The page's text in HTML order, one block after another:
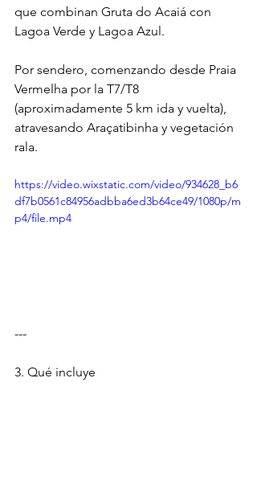
que combinan Gruta do Acaiá con
Lagoa Verde y Lagoa Azul.
Por sendero, comenzando desde Praia
Vermelha por la T7/T8
(aproximadamente 5 km ida y vuelta),
atravesando Araçatibinha y vegetación
rala.
https://video.wixstatic.com/video/934628_b6
df7b0561c84956adbba6ed3b64ce49/1080p/m
p4/file.mp4
---
3. Qué incluye